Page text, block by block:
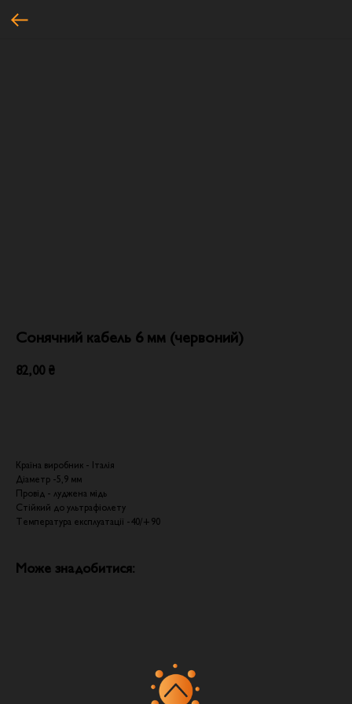
Сонячний кабель 6 мм (червоний)
82,00 ₴
Країна виробник - Італія
Діаметр -5,9 мм
Провід - луджена мідь
Стійкий до ультрафіолету
Температура експлуатації -40/+90
Може знадобитися: